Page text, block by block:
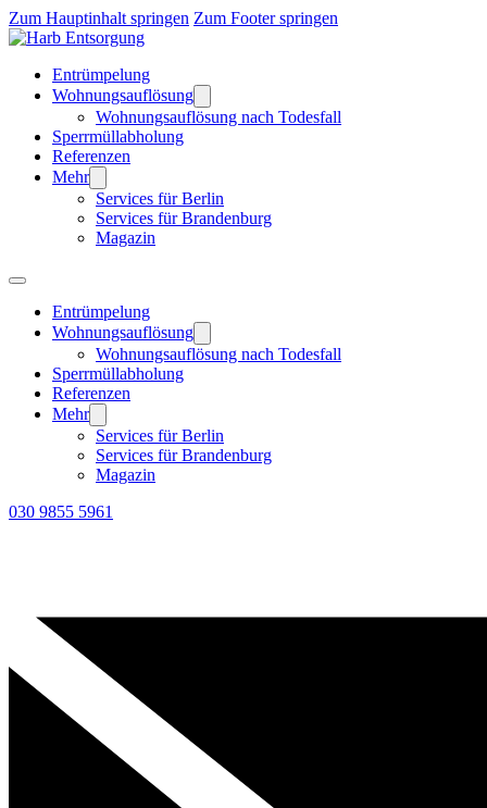
Zum Hauptinhalt springen Zum Footer springen
Entrümpelung
Wohnungsauflösung
Wohnungsauflösung nach Todesfall
Sperrmüllabholung
Referenzen
Mehr
Services für Berlin
Services für Brandenburg
Magazin
Entrümpelung
Wohnungsauflösung
Wohnungsauflösung nach Todesfall
Sperrmüllabholung
Referenzen
Mehr
Services für Berlin
Services für Brandenburg
Magazin
030 9855 5961